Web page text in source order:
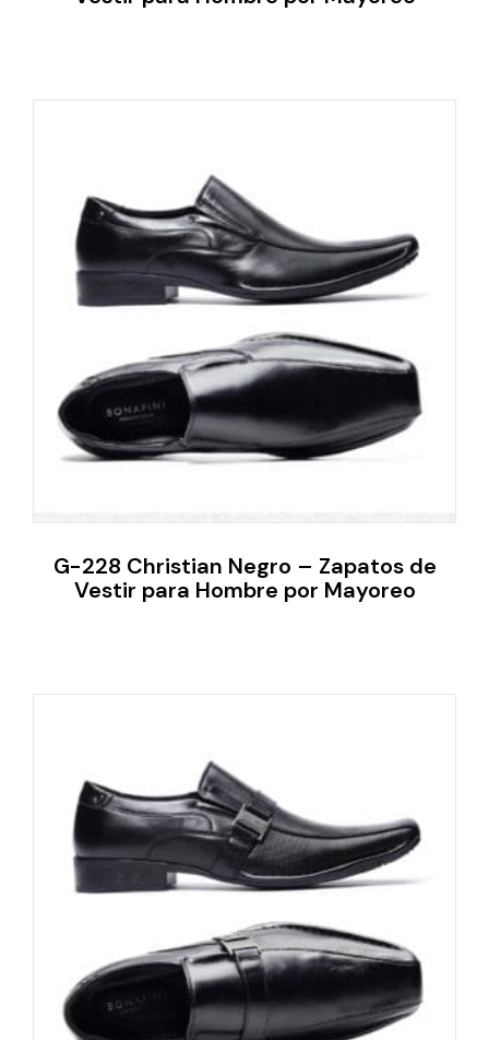
G-228 Christian Negro – Zapatos de
Vestir para Hombre por Mayoreo